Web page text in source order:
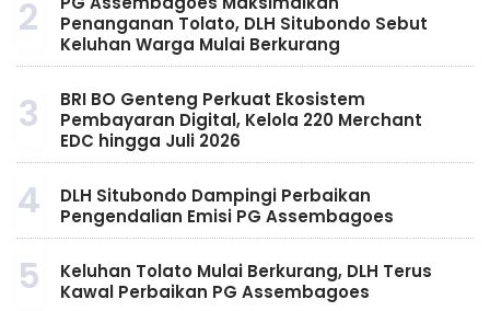
2
Penanganan Tolato, DLH Situbondo Sebut
Keluhan Warga Mulai Berkurang
3
BRI BO Genteng Perkuat Ekosistem
Pembayaran Digital, Kelola 220 Merchant
EDC hingga Juli 2026
4
DLH Situbondo Dampingi Perbaikan
Pengendalian Emisi PG Assembagoes
5
Keluhan Tolato Mulai Berkurang, DLH Terus
Kawal Perbaikan PG Assembagoes